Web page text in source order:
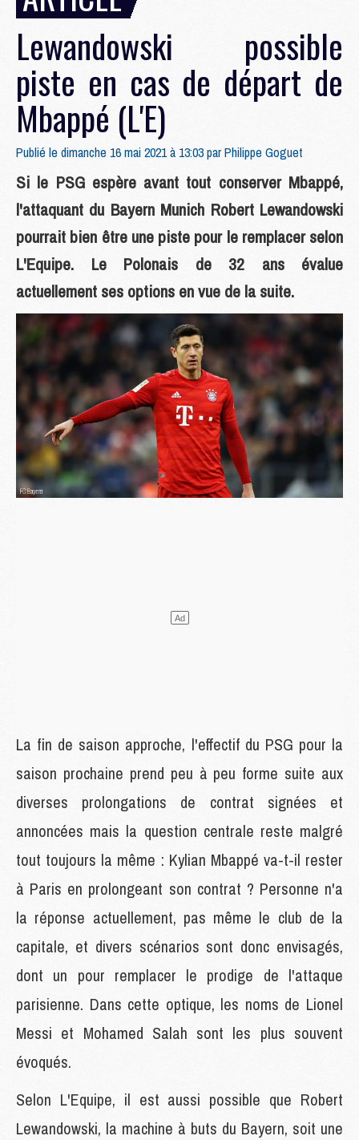
Lewandowski possible
piste en cas de départ de
Mbappé (L'E)
Publié le dimanche 16 mai 2021 à 13:03 parPhilippe Goguet
Si le PSG espère avant tout conserver Mbappé,
l'attaquant du Bayern Munich Robert Lewandowski
pourrait bien être une piste pour le remplacer selon
L'Equipe. Le Polonais de 32 ans évalue
actuellement ses options en vue de la suite.
La fin de saison approche, l'effectif du PSG pour la
saison prochaine prend peu à peu forme suite aux
diverses prolongations de contrat signées et
annoncées mais la question centrale reste malgré
tout toujours la même : Kylian Mbappé va-t-il rester
à Paris en prolongeant son contrat ? Personne n'a
la réponse actuellement, pas même le club de la
capitale, et divers scénarios sont donc envisagés,
dont un pour remplacer le prodige de l'attaque
parisienne. Dans cette optique, les noms de Lionel
Messi et Mohamed Salah sont les plus souvent
évoqués.
Selon L'Equipe, il est aussi possible que Robert
Lewandowski, la machine à buts du Bayern, soit une